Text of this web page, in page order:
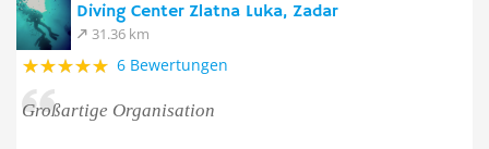
Diving Center Zlatna Luka, Zadar
31.36 km
6 Bewertungen
Großartige Organisation